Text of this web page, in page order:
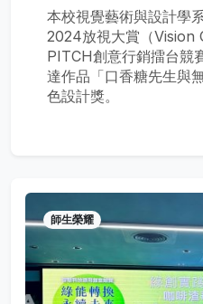
本校視覺藝術與設計學
2024放視大賞（Vision
PITCH創意行銷擂台競
達作品「口香糖先生與
色設計獎。
師生榮耀